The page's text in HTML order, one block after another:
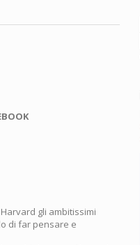
gli ambitissimi
di far pensare e